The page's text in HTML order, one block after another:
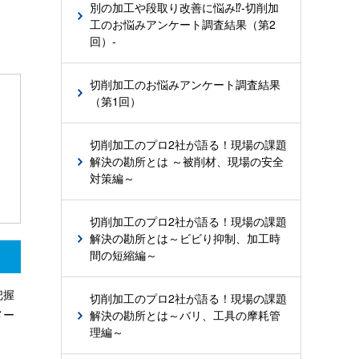
握
ー
別の加工や段取り改善に悩み⁉-切削加
工のお悩みアンケート調査結果（第2
回）-
切削加工のお悩みアンケート調査結果
（第1回）
切削加工のプロ2社が語る！現場の課題
解決の勘所とは ～被削材、現場の安全
対策編～
切削加工のプロ2社が語る！現場の課題
解決の勘所とは～ビビり抑制、加工時
間の短縮編～
切削加工のプロ2社が語る！現場の課題
解決の勘所とは～バリ、工具の摩耗管
理編～